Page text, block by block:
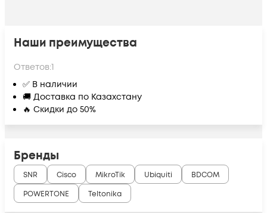
Наши преимущества
Ответов:1
✅ В наличии
🚚 Доставка по Казахстану
🔥 Скидки до 50%
Бренды
SNR Cisco MikroTik Ubiquiti
BDCOM
POWERTONE
Teltonika